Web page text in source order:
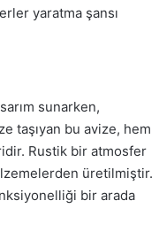
yaratma şansı
sunarken,
taşıyan bu avize, hem
Rustik bir atmosfer
üretilmiştir.
bir arada